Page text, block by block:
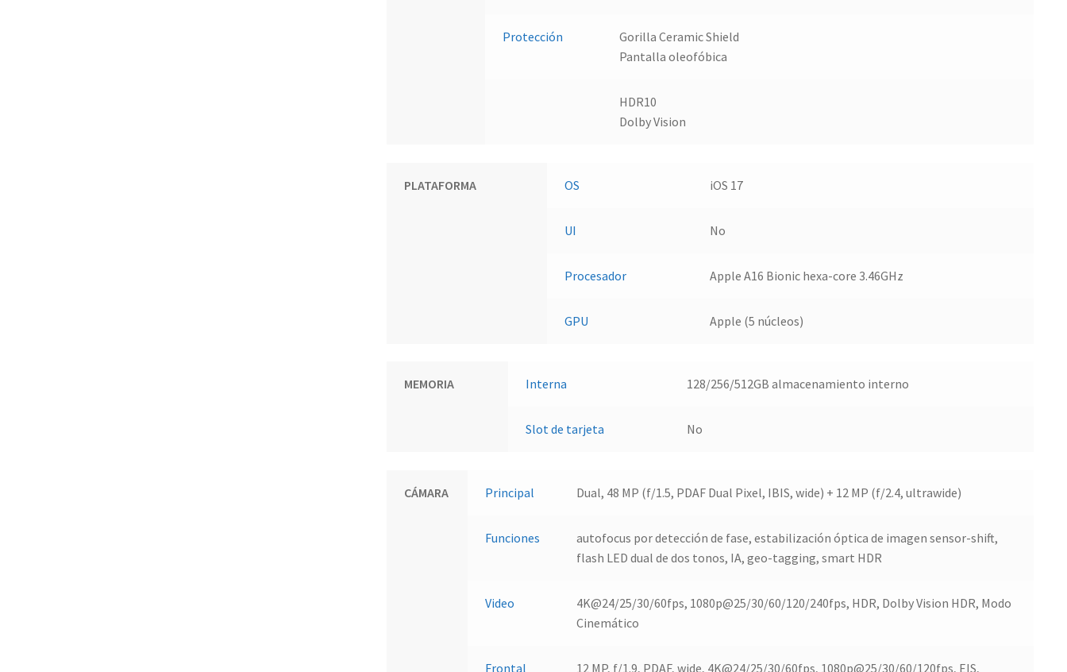
Protección
Gorilla Ceramic Shield
Pantalla oleofóbica
HDR10
Dolby Vision
PLATAFORMA OS iOS 17
UI No
Procesador Apple A16 Bionic hexa-core 3.46GHz
GPU Apple (5 núcleos)
MEMORIA Interna 128/256/512GB almacenamiento interno
Slot de tarjeta No
CÁMARA Principal Dual, 48 MP (f/1.5, PDAF Dual Pixel, IBIS, wide) + 12 MP (f/2.4, ultrawide)
Funciones
autofocus por detección de fase, estabilización óptica de imagen sensor-shift,
flash LED dual de dos tonos, IA, geo-tagging, smart HDR
Video
4K@24/25/30/60fps, 1080p@25/30/60/120/240fps, HDR, Dolby Vision HDR, Modo
Cinemático
Frontal 12 MP, f/1.9, PDAF, wide, 4K@24/25/30/60fps, 1080p@25/30/60/120fps, EIS,